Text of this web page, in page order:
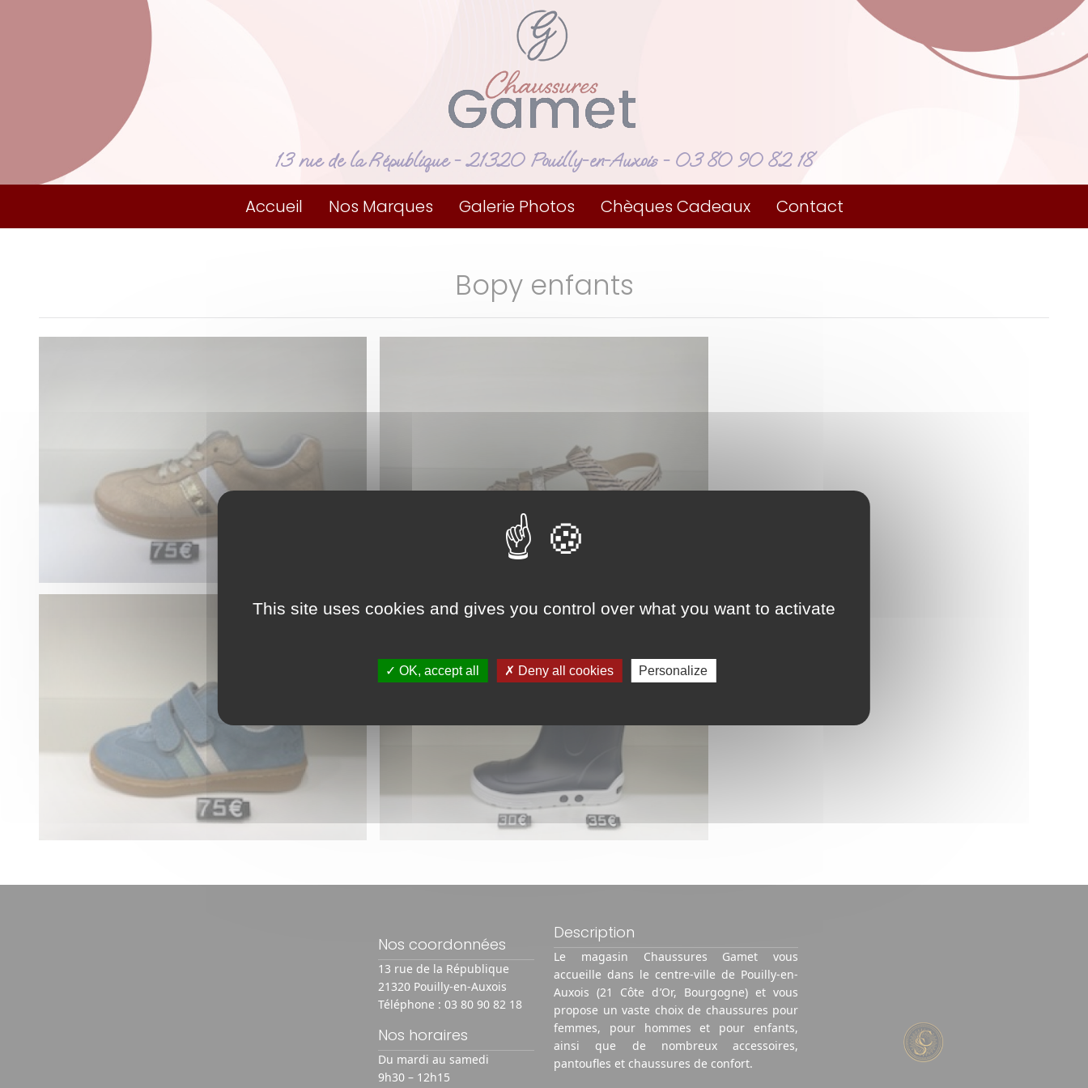
13 rue de la République- 21320 Pouilly-en-Auxois - 03 80 90 82 18
Accueil Nos Marques Galerie Photos Chèques Cadeaux Contact
Bopy enfants
Nos coordonnées
13 rue de la République
21320 Pouilly-en-Auxois
Téléphone : 03 80 90 82 18
Nos horaires
Du mardi au samedi
9h30 – 12h15
Description
Le magasin Chaussures Gamet vous
accueille dans le centre-ville de Pouilly-en-
Auxois (21 Côte d’Or, Bourgogne) et vous
propose un vaste choix de chaussures pour
femmes, pour hommes et pour enfants,
ainsi que de nombreux accessoires,
pantoufles et chaussures de confort.
This site uses cookies and gives you control over what you want to activate
OK, accept all Deny all cookies Personalize